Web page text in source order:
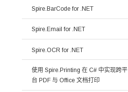
Spire.BarCode for .NET
Spire.Email for .NET
Spire.OCR for .NET
使用 Spire.Printing 在 C# 中实现跨平
台 PDF 与 Office 文档打印